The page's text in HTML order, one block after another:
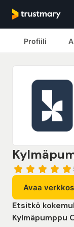
Profiili
Avaa
Etsitkö
Kylmäpumppu